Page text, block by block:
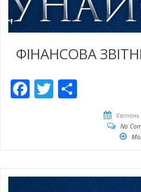
ФІНАНСОВА
Facebook
Twitter
Квітень
No